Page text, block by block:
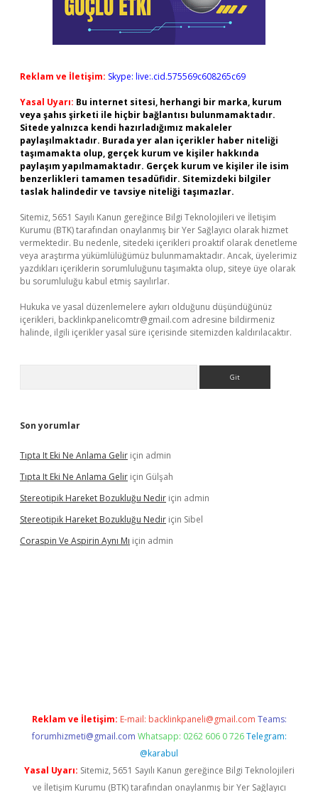
Reklam ve İletişim: Skype: live:.cid.575569c608265c69
Yasal Uyarı: Bu internet sitesi, herhangi bir marka, kurum
veya şahıs şirketi ile hiçbir bağlantısı bulunmamaktadır.
Sitede yalnızca kendi hazırladığımız makaleler
paylaşılmaktadır. Burada yer alan içerikler haber niteliği
taşımamakta olup, gerçek kurum ve kişiler hakkında
paylaşım yapılmamaktadır. Gerçek kurum ve kişiler ile isim
benzerlikleri tamamen tesadüfidir. Sitemizdeki bilgiler
taslak halindedir ve tavsiye niteliği taşımazlar.
Sitemiz, 5651 Sayılı Kanun gereğince Bilgi Teknolojileri ve İletişim
Kurumu (BTK) tarafından onaylanmış bir Yer Sağlayıcı olarak hizmet
vermektedir. Bu nedenle, sitedeki içerikleri proaktif olarak denetleme
veya araştırma yükümlülüğümüz bulunmamaktadır. Ancak, üyelerimiz
yazdıkları içeriklerin sorumluluğunu taşımakta olup, siteye üye olarak
bu sorumluluğu kabul etmiş sayılırlar.
Hukuka ve yasal düzenlemelere aykırı olduğunu düşündüğünüz
içerikleri, backlinkpanelicomtr@gmail.com adresine bildirmeniz
halinde, ilgili içerikler yasal süre içerisinde sitemizden kaldırılacaktır.
Son yorumlar
Tıpta It Eki Ne Anlama Gelir için admin
Tıpta It Eki Ne Anlama Gelir için Gülşah
Stereotipik Hareket Bozukluğu Nedir için admin
Stereotipik Hareket Bozukluğu Nedir için Sibel
Coraspin Ve Aspirin Aynı Mı için admin
Reklam ve İletişim: E-mail: backlinkpaneli@gmail.com Teams:
forumhizmeti@gmail.com Whatsapp: 0262 606 0 726 Telegram:
@karabul
Yasal Uyarı: Sitemiz, 5651 Sayılı Kanun gereğince Bilgi Teknolojileri
ve İletişim Kurumu (BTK) tarafından onaylanmış bir Yer Sağlayıcı